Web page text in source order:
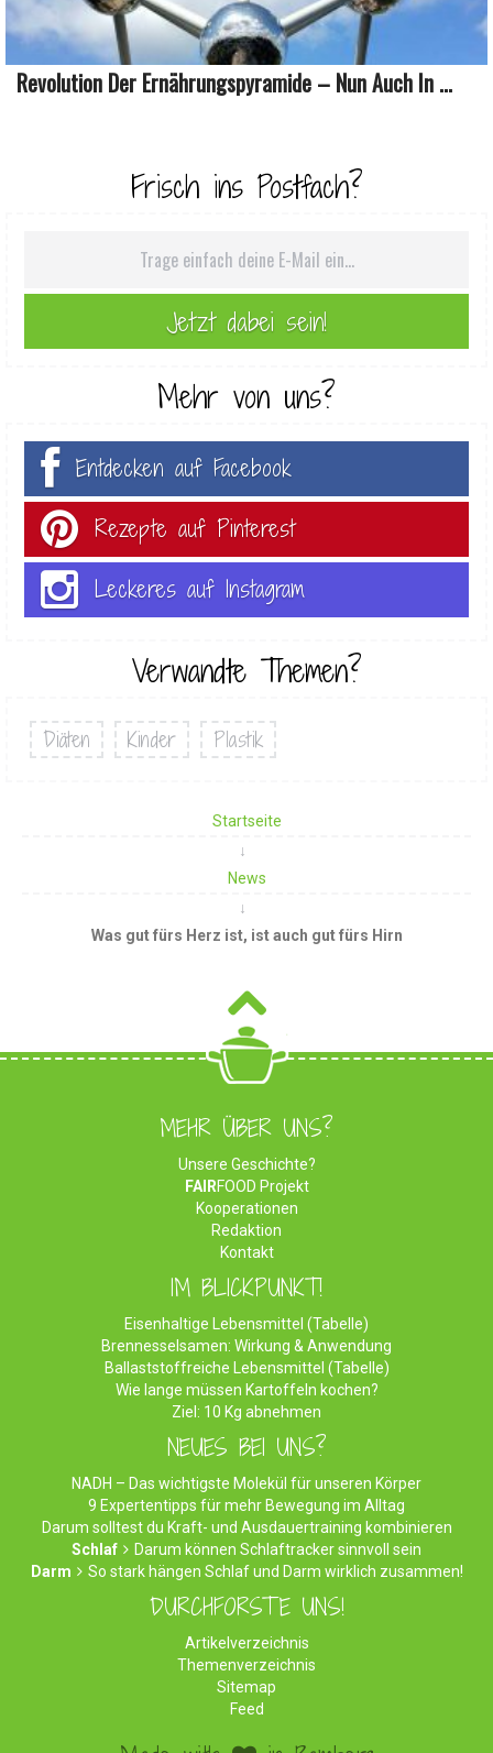
Revolution Der Ernährungspyramide – Nun Auch In ...
Frisch ins Postfach?
Mehr von uns?
Entdecken auf Facebook
Rezepte auf Pinterest
Leckeres auf Instagram
Verwandte Themen?
Diäten Kinder Plastik
Startseite
News
Was gut fürs Herz ist, ist auch gut fürs Hirn
MEHR ÜBER UNS?
Unsere Geschichte?
FAIRFOOD Projekt
Kooperationen
Redaktion
Kontakt
IM BLICKPUNKT!
Eisenhaltige Lebensmittel (Tabelle)
Brennesselsamen: Wirkung & Anwendung
Ballaststoffreiche Lebensmittel (Tabelle)
Wie lange müssen Kartoffeln kochen?
Ziel: 10 Kg abnehmen
NEUES BEI UNS?
NADH – Das wichtigste Molekül für unseren Körper
9 Expertentipps für mehr Bewegung im Alltag
Darum solltest du Kraft- und Ausdauertraining kombinieren
Schlaf
Darum können Schlaftracker sinnvoll sein
Darm
So stark hängen Schlaf und Darm wirklich zusammen!
DURCHFORSTE UNS!
Artikelverzeichnis
Themenverzeichnis
Sitemap
Feed